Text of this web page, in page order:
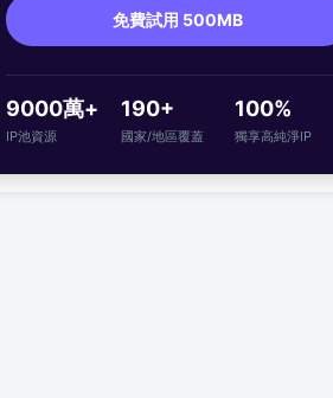
免費試用 500MB
9000萬+
IP池資源
190+
國家/地區覆蓋
100%
獨享高純淨IP